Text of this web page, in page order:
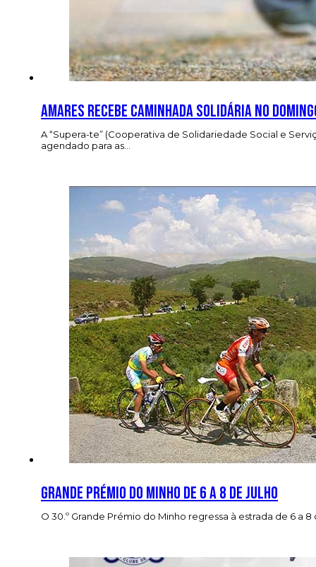
Amares recebe caminhada solidária no
A “Supera-te” (Cooperativa de Solidariedade Social e
agendado para as…
Grande Prémio do Minho de 6 a 8 de Julho
O 30.º Grande Prémio do Minho regressa à estrada de 6 a